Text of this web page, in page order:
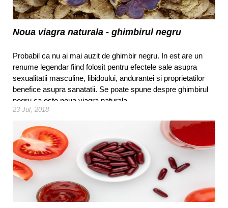
Noua viagra naturala - ghimbirul negru
Probabil ca nu ai mai auzit de ghimbir negru. In est are un
renume legendar fiind folosit pentru efectele sale asupra
sexualitatii masculine, libidoului, andurantei si proprietatilor
benefice asupra sanatatii. Se poate spune despre ghimbirul
negru ca este noua viagra naturala.
23 Jul, 2018